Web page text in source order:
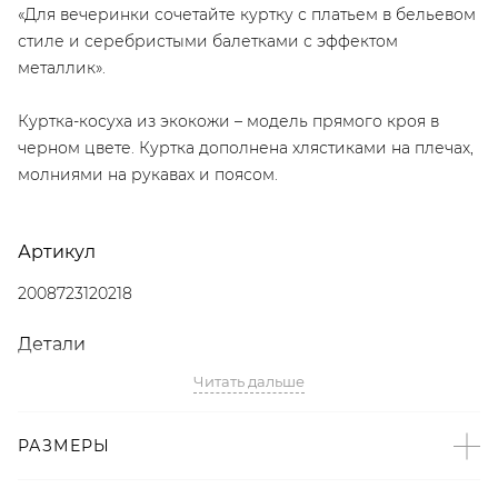
«Для вечеринки сочетайте куртку с платьем в бельевом
стиле и серебристыми балетками с эффектом
металлик».
Куртка-косуха из экокожи – модель прямого кроя в
черном цвете. Куртка дополнена хлястиками на плечах,
молниями на рукавах и поясом.
Артикул
2008723120218
Детали
– Дизайн: Санкт-Петербург, Россия;
– Черный цвет;
Читать дальше
РАЗМЕРЫ